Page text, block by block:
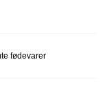
fødevarer